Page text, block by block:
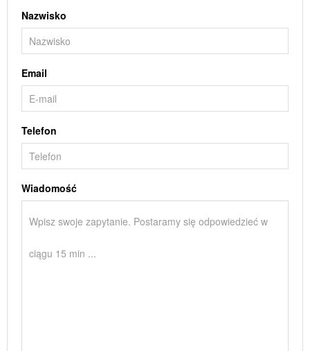
Nazwisko
Email
Telefon
Wiadomość